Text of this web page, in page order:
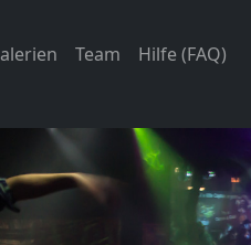
Team Hilfe (FAQ)